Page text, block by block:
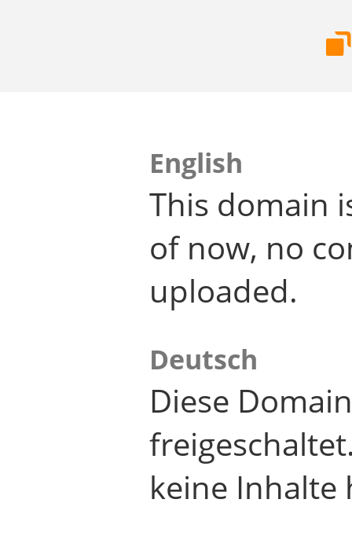
English
This domain
of now, no
uploaded.
Deutsch
Diese
keine Inhalte